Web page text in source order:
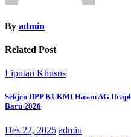
By admin
Related Post
Liputan Khusus
Sekjen DPP KUKMI Hasan AG
Baru 2026
Des 22, 2025 admin